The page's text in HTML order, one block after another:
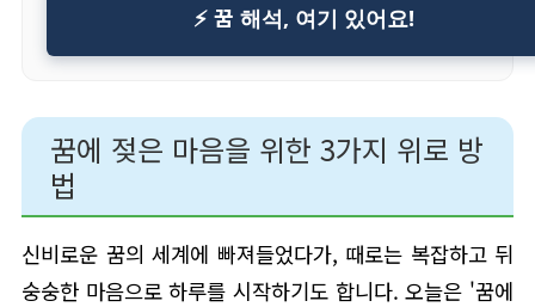
⚡ 꿈 해석, 여기 있어요!
꿈에 젖은 마음을 위한 3가지 위로 방
법
신비로운 꿈의 세계에 빠져들었다가, 때로는 복잡하고 뒤
숭숭한 마음으로 하루를 시작하기도 합니다. 오늘은 '꿈에